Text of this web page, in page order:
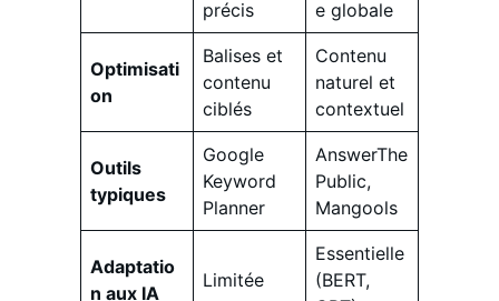
précis e globale
Optimisati
on
Balises et
contenu
ciblés
Contenu
naturel et
contextuel
Outils
typiques
Google
Keyword
Planner
AnswerThe
Public,
Mangools
Adaptatio
n aux IA
Limitée
Essentielle
(BERT,